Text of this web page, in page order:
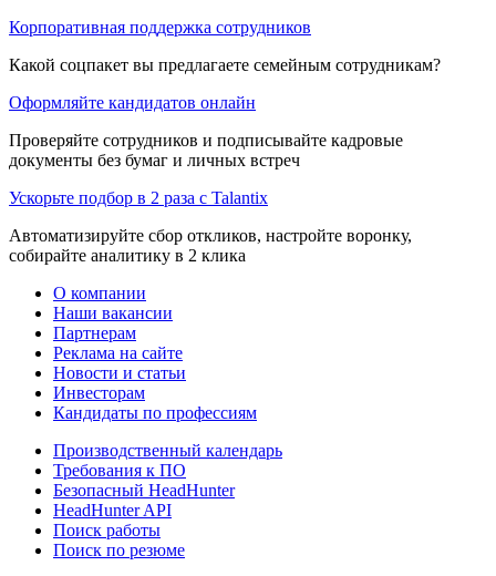
Корпоративная поддержка сотрудников
Какой соцпакет вы предлагаете семейным сотрудникам?
Оформляйте кандидатов онлайн
Проверяйте сотрудников и подписывайте кадровые
документы без бумаг и личных встреч
Ускорьте подбор в 2 раза с Talantix
Автоматизируйте сбор откликов, настройте воронку,
собирайте аналитику в 2 клика
О компании
Наши вакансии
Партнерам
Реклама на сайте
Новости и статьи
Инвесторам
Кандидаты по профессиям
Производственный календарь
Требования к ПО
Безопасный HeadHunter
HeadHunter API
Поиск работы
Поиск по резюме